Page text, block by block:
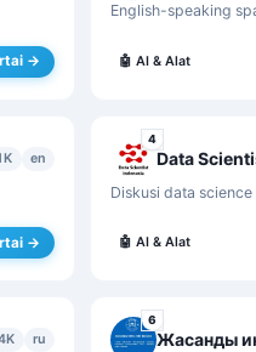
→
English-speaking
🤖 AI & Alat
en
→
4
Data
Diskusi data
🤖 AI & Alat
ru
6
Жасанды